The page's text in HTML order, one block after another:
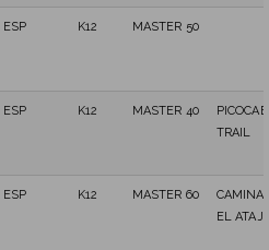
ESP K12 MASTER 50
ESP K12 MASTER 40
TRAIL
ESP K12 MASTER 60
EL